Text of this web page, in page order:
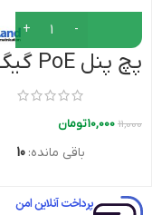
11,000
10,000تومان
باقی مانده: 10
پرداخت آنلاین امن